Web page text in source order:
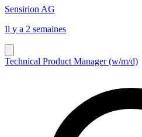
Sensirion AG
Il y a 2 semaines
Technical Product Manager (w/m/d)